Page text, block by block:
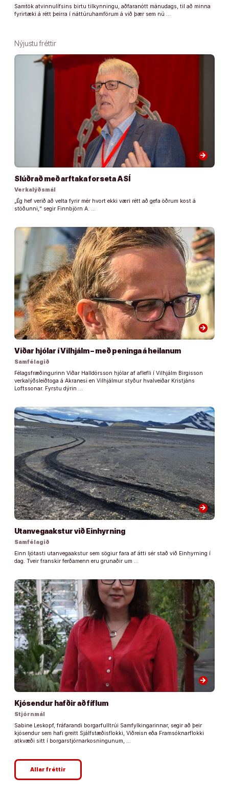
Samtök atvinnulífsins birtu tilkynningu, aðfaranótt mánudags, til að minna
fyrirtæki á rétt þeirra í náttúruhamförum á við þær sem nú …
Nýjustu fréttir
arrow_forward
Slúðrað með arftaka forseta ASÍ
Verkalýðsmál
„Ég hef verið að velta fyrir mér hvort ekki væri rétt að gefa öðrum kost á
stöðunni,“ segir Finnbjörn A. …
arrow_forward
Viðar hjólar í Vilhjálm – með peninga á heilanum
Samfélagið
Félagsfræðingurinn Viðar Halldórsson hjólar af aflefli í Vilhjálm Birgisson
verkalýðsleiðtoga á Akranesi en Vilhjálmur styður hvalveiðar Kristjáns
Loftssonar. Fyrstu dýrin …
arrow_forward
Utanvegaakstur við Einhyrning
Samfélagið
Einn ljótasti utanvegaakstur sem sögiur fara af átti sér stað við Einhyrning í
dag. Tveir franskir ferðamenn eru grunaðir um …
arrow_forward
Kjósendur hafðir að fíflum
Stjórnmál
Sabine Leskopf, fráfarandi borgarfulltrúi Samfylkingarinnar, segir að þeir
kjósendur sem hafi greitt Sjálfstæðisflokki, Viðreisn eða Framsóknarflokki
atkvæði sitt í borgarstjórnarkosningunum, …
Allar fréttir